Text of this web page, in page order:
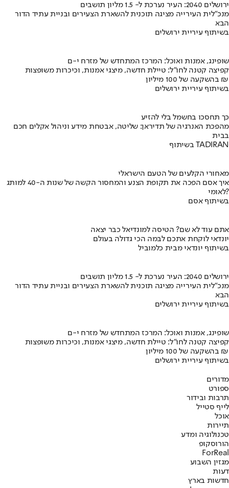
ירושלים 2040: העיר נערכת ל- 1.5 מליון תושבים
מנכ"לית העירייה מציגה תוכנית להשארת הצעירים ובניית עתיד הדור
הבא
בשיתוף עיריית ירושלים
שופינג, אמנות ואוכל: המרכז המתחדש של מזרח י-ם
קפיצה קטנה לחו"ל: טיילת חדשה, מיצגי אמנות, וכיכרות משופצות
בהשקעה של 100 מיליון ₪
בשיתוף עיריית ירושלים
כך תחסכו בחשמל בלי להזיע
מהפכת האנרגיה של תדיראן: שליטה, אבטחת מידע וניהול אקלים חכם
בבית
בשיתוף TADIRAN
מאחורי הקלעים של הטעם הישראלי
איך אסם הפכה את תקופת הצנע והמחסור הקשה של שנות ה-40 למותג
לאומי?
בשיתוף אסם
אתם עוד לא שם? הטיסה למונדיאל כבר יצאה
יונדאי לוקחת אתכם לבמה הכי גדולה בעולם
בשיתוף יונדאי מבית כלמוביל
ירושלים 2040: העיר נערכת ל- 1.5 מליון תושבים
מנכ"לית העירייה מציגה תוכנית להשארת הצעירים ובניית עתיד הדור
הבא
בשיתוף עיריית ירושלים
שופינג, אמנות ואוכל: המרכז המתחדש של מזרח י-ם
קפיצה קטנה לחו"ל: טיילת חדשה, מיצגי אמנות, וכיכרות משופצות
בהשקעה של 100 מיליון ₪
בשיתוף עיריית ירושלים
מדורים
ספורט
תרבות ובידור
לייף סטייל
אוכל
תיירות
טכנולוגיה ומדע
הורוסקופ
ForReal
מגזין השבוע
דעות
חדשות בארץ